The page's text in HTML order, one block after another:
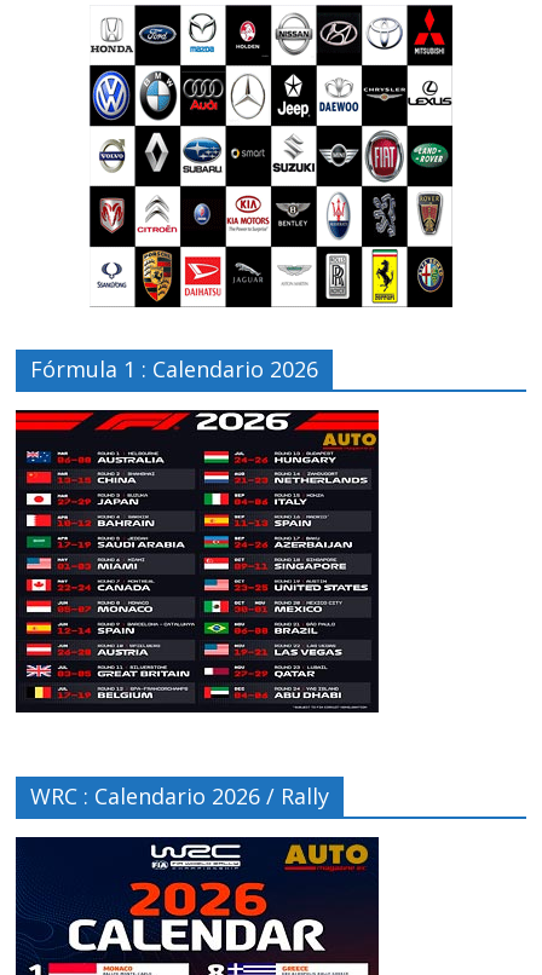
Fórmula 1 : Calendario 2026
WRC : Calendario 2026 / Rally